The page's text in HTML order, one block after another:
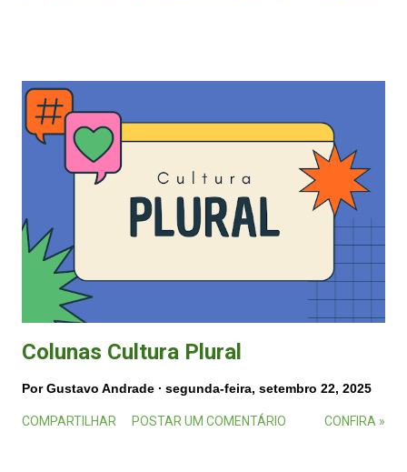
Colunas Cultura Plural
PorGustavo Andrade segunda-feira, setembro 22, 2025
COMPARTILHAR POSTAR UM COMENTÁRIO CONFIRA »